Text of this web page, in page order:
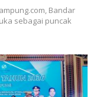
Bandar
sebagai puncak